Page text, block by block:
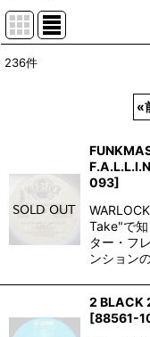
236件
«
093]
Take"で
ター・フ
ンション
2 BLACK
[88561-